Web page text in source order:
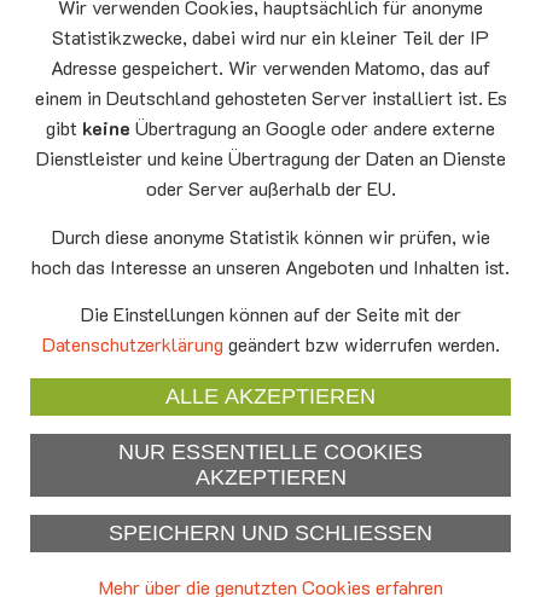
Auferstehungskirche Neufahrn
Montag
15.00 - 17.00
10.08
Senioren-Spieletreff Neufahrn
Auferstehungskirche Neufahrn
Mittwoch
20.00 Offenes Ende
Godtimes
Facebook
YouTube
Newsletter
Impressum
Datenschutzerklärung
Wir verwenden Cookies, hauptsächlich für anonyme
Statistikzwecke, dabei wird nur ein kleiner Teil der IP
Adresse gespeichert. Wir verwenden Matomo, das auf
einem in Deutschland gehosteten Server installiert ist. Es
gibt keine Übertragung an Google oder andere externe
Dienstleister und keine Übertragung der Daten an Dienste
oder Server außerhalb der EU.
Durch diese anonyme Statistik können wir prüfen, wie
hoch das Interesse an unseren Angeboten und Inhalten ist.
Die Einstellungen können auf der Seite mit der
Datenschutzerklärung geändert bzw widerrufen werden.
ALLE AKZEPTIEREN
NUR ESSENTIELLE COOKIES
AKZEPTIEREN
SPEICHERN UND SCHLIESSEN
Mehr über die genutzten Cookies erfahren